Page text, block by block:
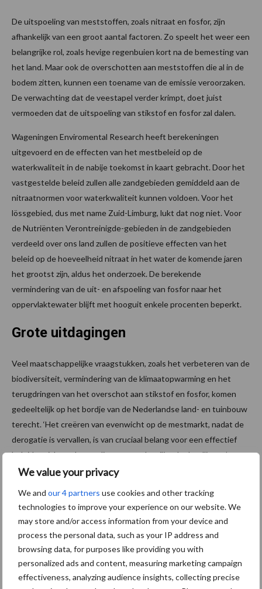
We value your privacy
We and our 4 partners use cookies and other tracking
technologies to improve your experience on our website. We
may store and/or access information from your device and
process the personal data, such as your IP address and
browsing data, for purposes like providing you with
personalized ads and content, measuring marketing campaign
effectiveness, analyzing audience insights, collecting precise
De uitspoeling van meststoffen, zoals nitraat en fosfor, zijn
afhankelijk van een groot aantal factoren. Zo speelt het weer een
belangrijke rol, zoals hevige regenbuien kort na de bemesting van
het land. Maar ook de overschotten aan meststoffen die al in de
bodem zitten, kunnen een toename van de emissie veroorzaken.
De verwachting dat de veestapel verder krimpt, doet juist
vermoeden dat de uitspoeling van stikstof en fosfor zal dalen.
Wageningen Enviromental Research heeft berekeningen
uitgevoerd en de effecten van het mestbeleid op de
waterkwaliteit in de nabije toekomst in kaart gebracht. Door het
vastgestelde beleid zullen alle zandgebieden gemiddeld aan de
nitraatnormen voor waterkwaliteit kunnen voldoen. Voor het
lössgebied, dus met name Zuid-Limburg, lukt dat nog niet. Voor
de Nutriënten Verontreinigde-gebieden in de zandgebieden
verdeeld over ons land zullen de positieve effecten van het
beleid op de hoeveelheid nitraat in het water de komende jaren
het grootst zijn, aldus het onderzoek. De berekende
vermindering van de uit- en afspoeling van fosfor naar het
oppervlaktewater blijft met hooguit enkele procenten beperkt.
Grote uitdagingen
Veel maatschappelijke vraagstukken, zoals het verbeteren van de
biodiversiteit, vermindering van de klimaatopwarming en het
terugdringen van het overschot aan stikstof en fosfor, komen
gedeeltelijk op het bordje van de Nederlandse land- en tuinbouw
terecht. ‘Het creëren van evenwicht op de mestmarkt, nadat de
derogatie is vervallen, is van cruciaal belang voor een effectief
beleid gericht op het realiseren van de milieudoelstellingen’,
concludeert de Commissie Deskundigen Meststoffenwet.
Deze experts leveren ook een bijdrage aan de evaluatie van de
Meststoffenwet. ‘Tussen de doelstellingen voor waterkwaliteit,
natuurkwaliteit en klimaatmitigatie zit onderling veel verbinding’,
schrijft de commissie. ‘Het is daarom belangrijk om een integrale
benadering te kiezen bij de aanpak van het mest-, ammoniak- en
klimaatbeleid.’